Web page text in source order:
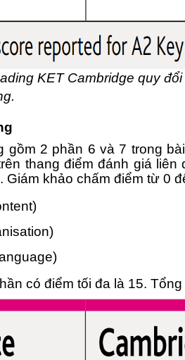
KET Cambridge quy
gồm 2 phần 6 và 7 trong
thang điểm đánh giá
Giám khảo chấm điểm từ 0
có điểm tối đa là 15.